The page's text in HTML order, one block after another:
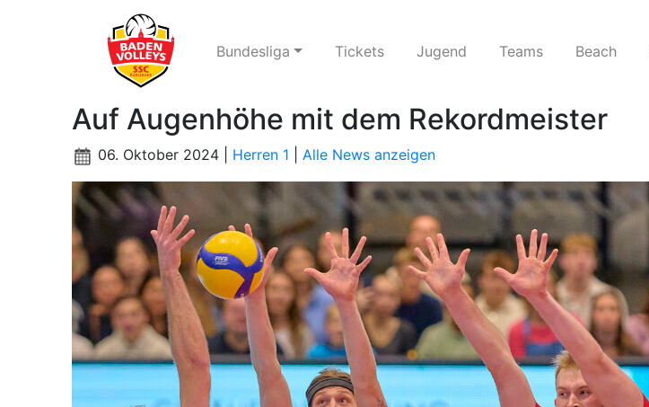
Bundesliga Tickets Jugend Teams​ Beach
Auf Augenhöhe mit dem Rekordmeister
06. Oktober 2024 | Herren 1 Alle News anzeigen